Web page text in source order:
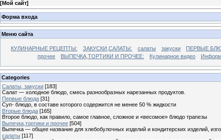
[Мой сайт]
Форма входа
Меню сайта
КУЛИНАРНЫЕ РЕЦЕПТЫ: ЗАКУСКИ,САЛАТЫ: салаты закуски
ПЕРВЫЕ
прочее
ВЫПЕЧКА,ТОРТИКИ И ПРОЧЕЕ: Кулинарное видео
Categories
Cалаты, закуски [183]
Салат — холодное блюдо, смесь разнообразных нарезанных продуктов.
Первые блюда [31]
Суп- блюдо, в составе которого содержится не менее 50 % жидкости
Вторые блюда [165]
Второе блюдо, как правило, самое главное, сложное и «весомое» блюдо трапезы
Выпечка,тортики и прочее [504]
Выпечка — общее название для хлебобулочных изделий и кондитерских изделий,
салаты [117]